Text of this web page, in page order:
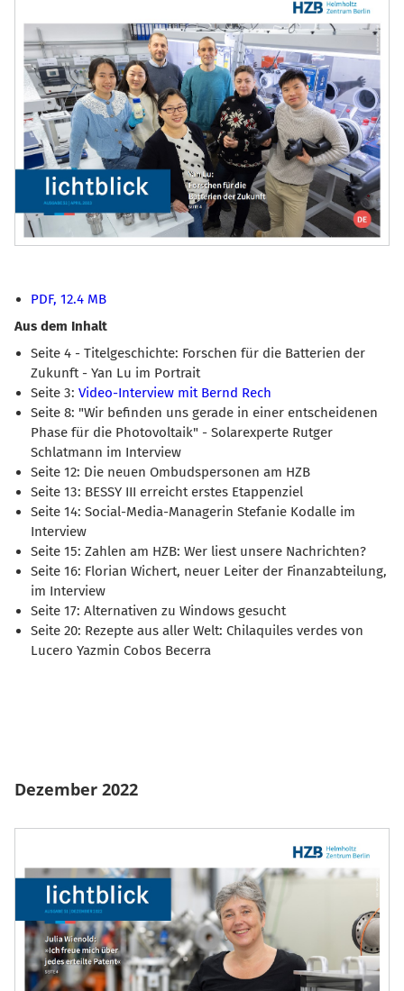
PDF, 12.4 MB
Aus dem Inhalt
Seite 4 - Titelgeschichte: Forschen für die Batterien der
Zukunft - Yan Lu im Portrait
Seite 3: Video-Interview mit Bernd Rech
Seite 8: "Wir befinden uns gerade in einer entscheidenen
Phase für die Photovoltaik" - Solarexperte Rutger
Schlatmann im Interview
Seite 12: Die neuen Ombudspersonen am HZB
Seite 13: BESSY III erreicht erstes Etappenziel
Seite 14: Social-Media-Managerin Stefanie Kodalle im
Interview
Seite 15: Zahlen am HZB: Wer liest unsere Nachrichten?
Seite 16: Florian Wichert, neuer Leiter der Finanzabteilung,
im Interview
Seite 17: Alternativen zu Windows gesucht
Seite 20: Rezepte aus aller Welt: Chilaquiles verdes von
Lucero Yazmin Cobos Becerra
Dezember 2022